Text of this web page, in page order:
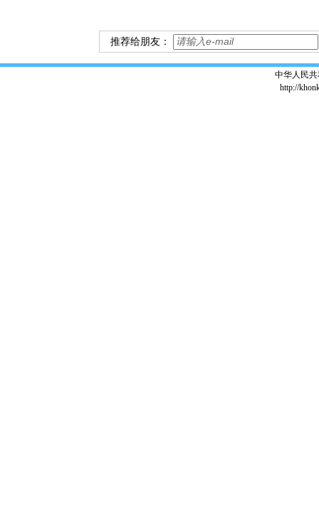
推荐给朋友：
中华人民
http://